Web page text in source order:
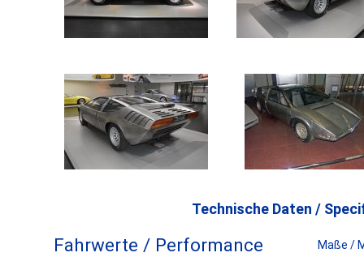
Technische Daten /
Fahrwerte / Performance Maße /